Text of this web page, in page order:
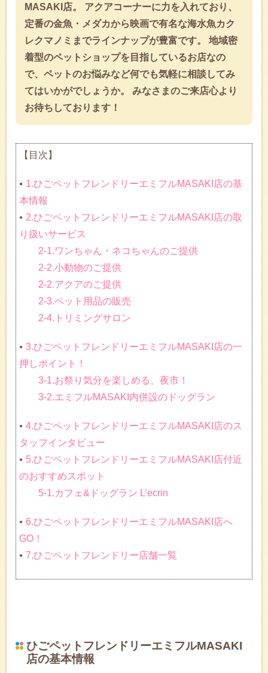
MASAKI店。 アクアコーナーに力を入れており、
定番の金魚・メダカから映画で有名な海水魚カク
レクマノミまでラインナップが豊富です。 地域密
着型のペットショップを目指しているお店なの
で、ペットのお悩みなど何でも気軽に相談してみ
てはいかがでしょうか。 みなさまのご来店心より
お待ちしております！
【目次】
1.ひごペットフレンドリーエミフルMASAKI店の基
本情報
2.ひごペットフレンドリーエミフルMASAKI店の取
り扱いサービス
2-1.ワンちゃん・ネコちゃんのご提供
2-2.小動物のご提供
2-2.アクアのご提供
2-3.ペット用品の販売
2-4.トリミングサロン
3.ひごペットフレンドリーエミフルMASAKI店の一
押しポイント！
3-1.お祭り気分を楽しめる、夜市！
3-2.エミフルMASAKI内併設のドッグラン
4.ひごペットフレンドリーエミフルMASAKI店のス
タッフインタビュー
5.ひごペットフレンドリーエミフルMASAKI店付近
のおすすめスポット
5-1.カフェ&ドッグラン L’ecrin
6.ひごペットフレンドリーエミフルMASAKI店へ
GO！
7.ひごペットフレンドリー店舗一覧
ひごペットフレンドリーエミフルMASAKI
店の基本情報